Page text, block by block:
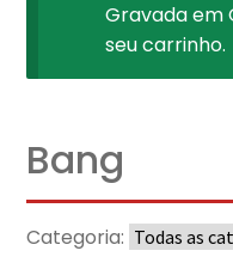
Gravada em
seu carrinho.
Bang
Categoria: